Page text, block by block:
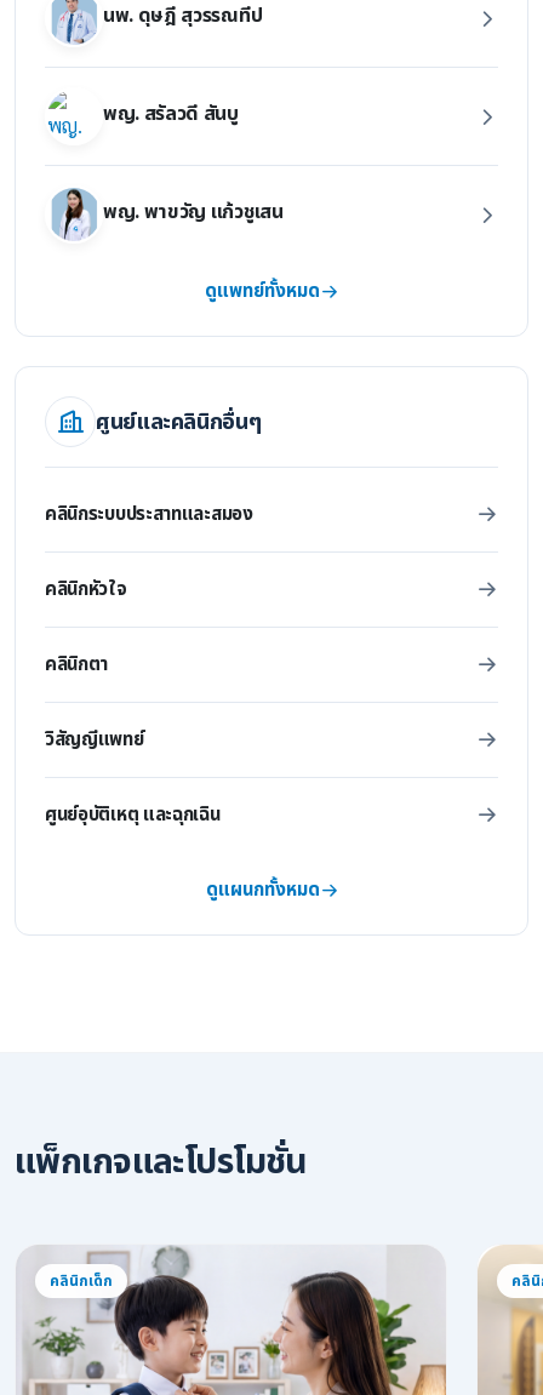
นพ. ดุษฎี สุวรรณทีป
พญ. สรัลวดี สันบู
พญ. พาขวัญ แก้วชูเสน
ดูแพทย์ทั้งหมด
ศูนย์และคลินิกอื่นๆ
คลินิกระบบประสาทและสมอง
คลินิกหัวใจ
คลินิกตา
วิสัญญีแพทย์
ศูนย์อุบัติเหตุ และฉุกเฉิน
ดูแผนกทั้งหมด
แพ็กเกจและโปรโมชั่น
คลินิกเด็ก คลินิ